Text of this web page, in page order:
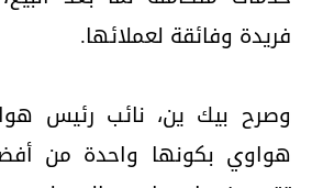
فريدة وفائقة لعملائها.
وصرح بيك ين، نائب رئيس
هواوي بكونها واحدة من